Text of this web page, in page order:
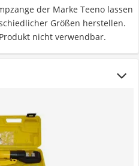
der Marke Teeno lassen
Größen herstellen.
nicht verwendbar.